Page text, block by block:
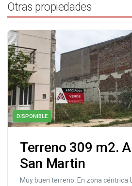
Otras propiedades
DISPONIBLE
Terreno 309 m2.
San Martin
Muy buen terreno. En zona céntrica